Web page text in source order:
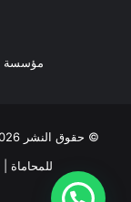
مؤسسة
© حقوق النشر 2026، جميع الحقوق محفوظة |
للمحاماة